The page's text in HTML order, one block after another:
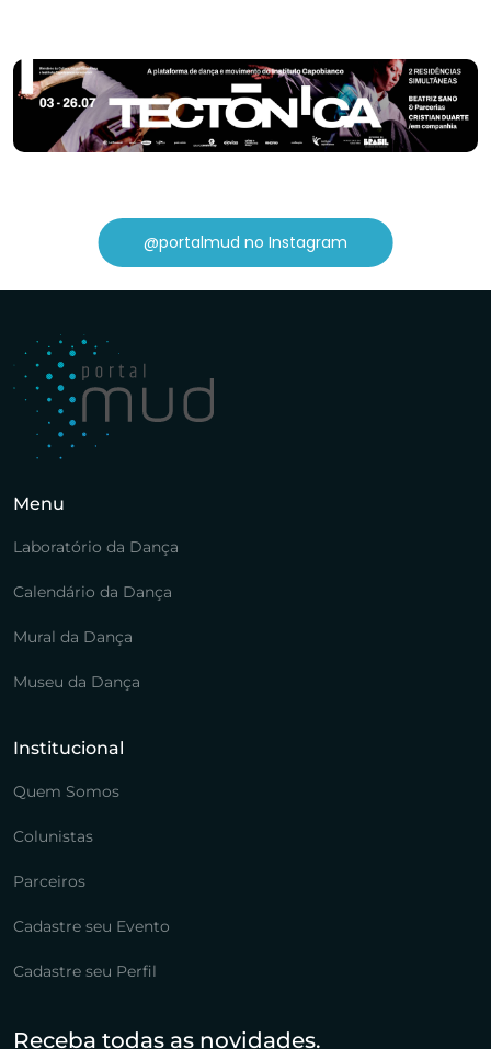
@portalmud no Instagram
Menu
Laboratório da Dança
Calendário da Dança
Mural da Dança
Museu da Dança
Institucional
Quem Somos
Colunistas
Parceiros
Cadastre seu Evento
Cadastre seu Perfil
Receba todas as novidades.